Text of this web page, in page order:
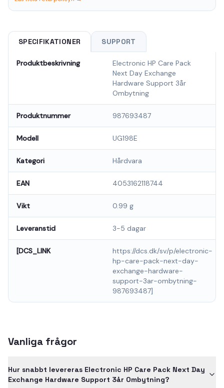
SPECIFIKATIONER SUPPORT
Produktbeskrivning
Electronic HP Care Pack
Next Day Exchange
Hardware Support 3år
Ombytning
Produktnummer 987693487
Modell UG198E
Kategori Hårdvara
EAN 4053162118744
Vikt 0.99 g
Leveranstid 3-5 dagar
[DCS_LINK
https://dcs.dk/sv/p/electronic-
hp-care-pack-next-day-
exchange-hardware-
support-3ar-ombytning-
987693487]
Vanliga frågor
Hur snabbt levereras Electronic HP Care Pack Next Day
Exchange Hardware Support 3år Ombytning?